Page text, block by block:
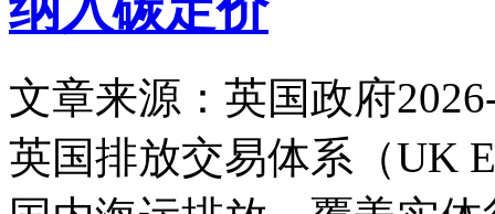
文章来源：英国政府
英国排放交易体系（UK